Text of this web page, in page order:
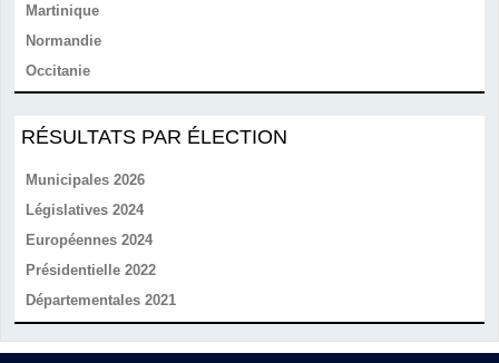
Martinique
Normandie
Occitanie
RÉSULTATS PAR ÉLECTION
Municipales 2026
Législatives 2024
Européennes 2024
Présidentielle 2022
Départementales 2021